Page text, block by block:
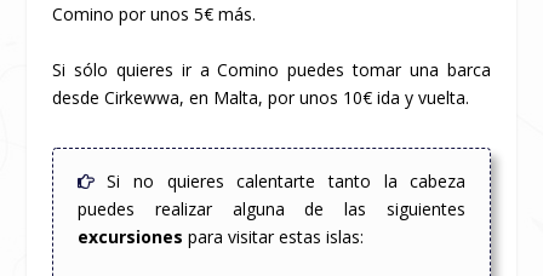
Comino por unos 5€ más.
Si sólo quieres ir a Comino puedes tomar una barca
desde Cirkewwa, en Malta, por unos 10€ ida y vuelta.
Si no quieres calentarte tanto la cabeza
puedes realizar alguna de las siguientes
excursiones para visitar estas islas: